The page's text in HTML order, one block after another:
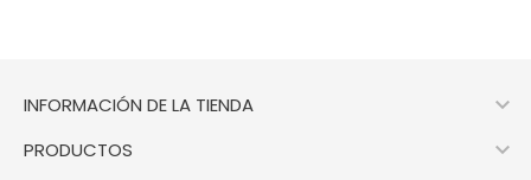
INFORMACIÓN DE LA TIENDA 
PRODUCTOS 